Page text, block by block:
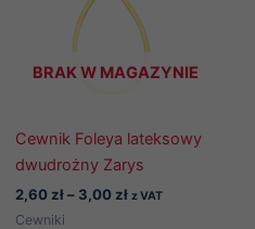
BRAK W MAGAZYNIE
Cewnik Foleya lateksowy
dwudrożny Zarys
2,60 zł – 3,00 złZakres
z VAT
Cewniki